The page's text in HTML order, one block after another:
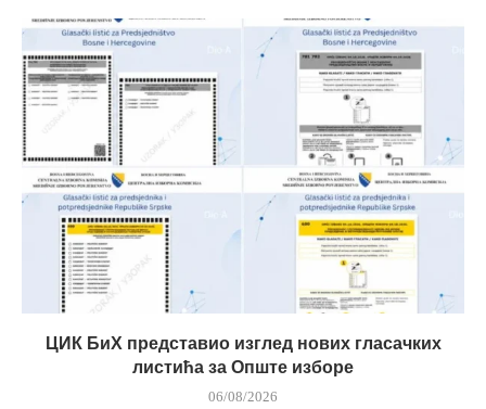
ЦИК БиХ представио изглед нових гласачких
листића за Опште изборе
06/08/2026